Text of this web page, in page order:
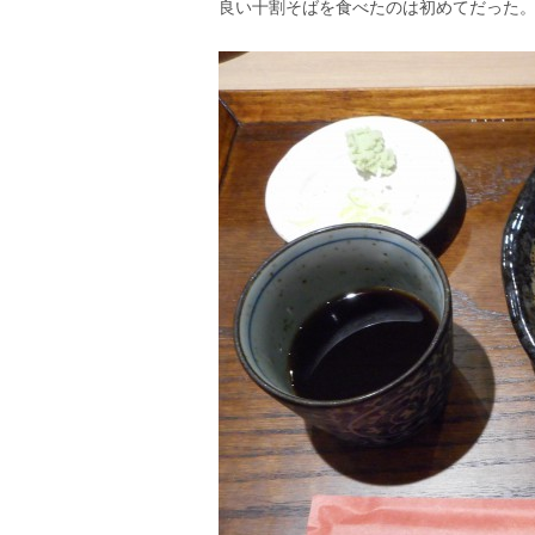
良い十割そばを食べたのは初めてだった。